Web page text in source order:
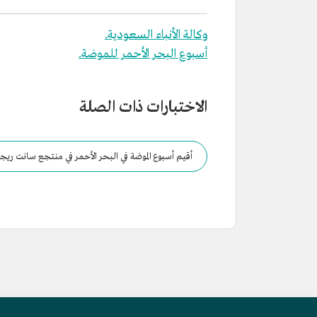
وكالة الأنباء السعودية.
أسبوع البحر الأحمر للموضة.
الاختبارات ذات الصلة
أقيم أسبوع الموضة في البحر الأحمر في منتجع سانت